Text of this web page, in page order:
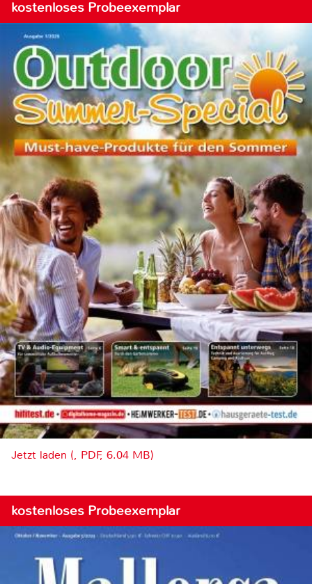
kostenloses Probeexemplar
Jetzt laden (, PDF, 6.04 MB)
kostenloses Probeexemplar